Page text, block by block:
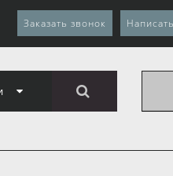
Заказать звонок